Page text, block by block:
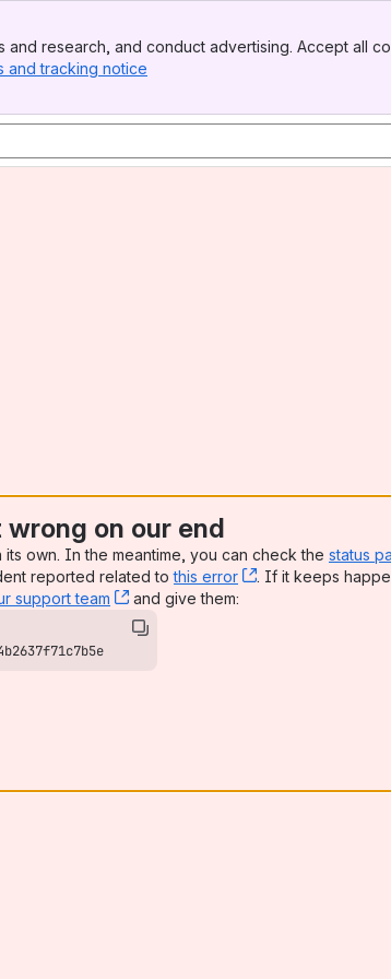
research, and conduct advertising. Accept all
and tracking notice
on our end
own. In the meantime, you can check the status
reported related tothis error , (opens new
. If it keeps
support team , (opens new window)
and give them: